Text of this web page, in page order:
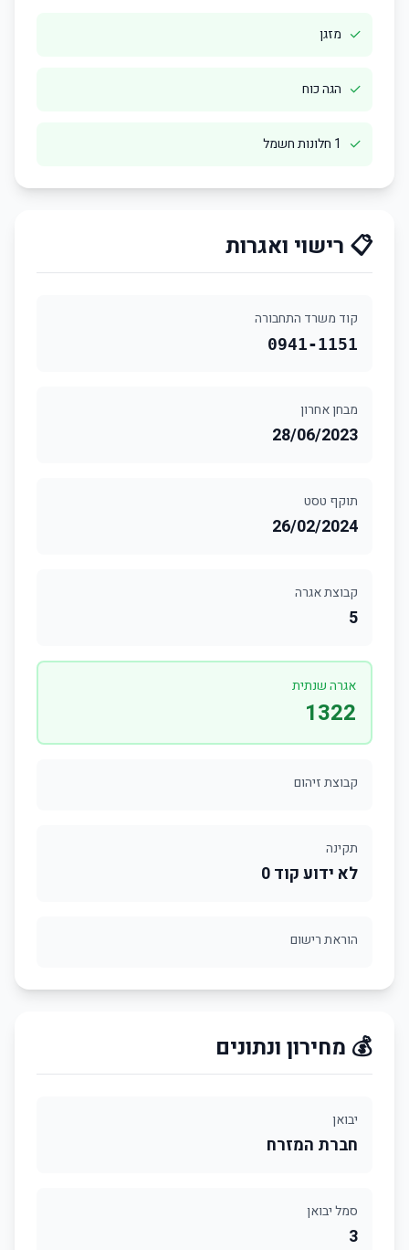
✓ מזגן
✓ הגה כוח
✓ 1 חלונות חשמל
📋 רישוי ואגרות
קוד משרד התחבורה
0941-1151
מבחן אחרון
28/06/2023
תוקף טסט
26/02/2024
קבוצת אגרה
5
אגרה שנתית
1322
קבוצת זיהום
תקינה
לא ידוע קוד 0
הוראת רישום
💰 מחירון ונתונים
יבואן
חברת המזרח
סמל יבואן
3